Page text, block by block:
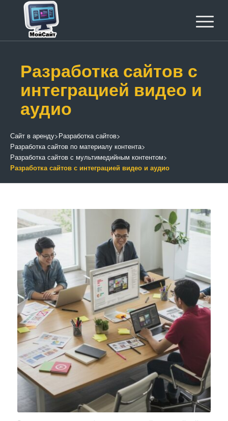
Разработка сайтов с
интеграцией видео и
аудио
Сайт в аренду>Разработка сайтов>
Разработка сайтов по материалу контента>
Разработка сайтов с мультимедийным контентом>
Разработка сайтов с интеграцией видео и аудио